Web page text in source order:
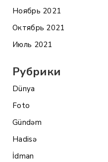
Ноябрь 2021
Октябрь 2021
Июль 2021
Рубрики
Dünya
Foto
Gündəm
Hadisə
İdman